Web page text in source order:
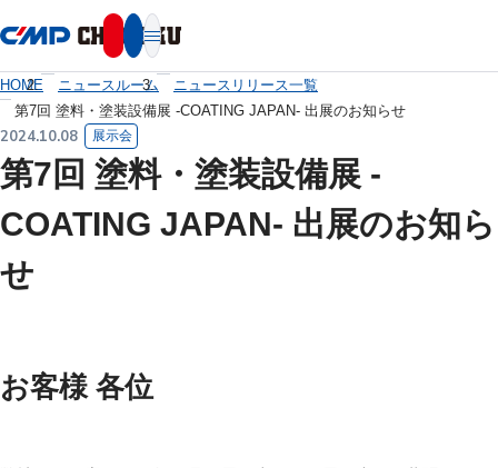
HOME ニュースルーム
ニュースリリース一覧
第7回 塗料・塗装設備展 -COATING JAPAN- 出展のお知らせ
2024.10.08 展示会
第7回 塗料・塗装設備展 -
COATING JAPAN- 出展のお知ら
せ
お客様 各位